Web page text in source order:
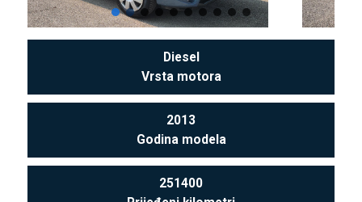
Diesel
Vrsta motora
2013
Godina modela
251400